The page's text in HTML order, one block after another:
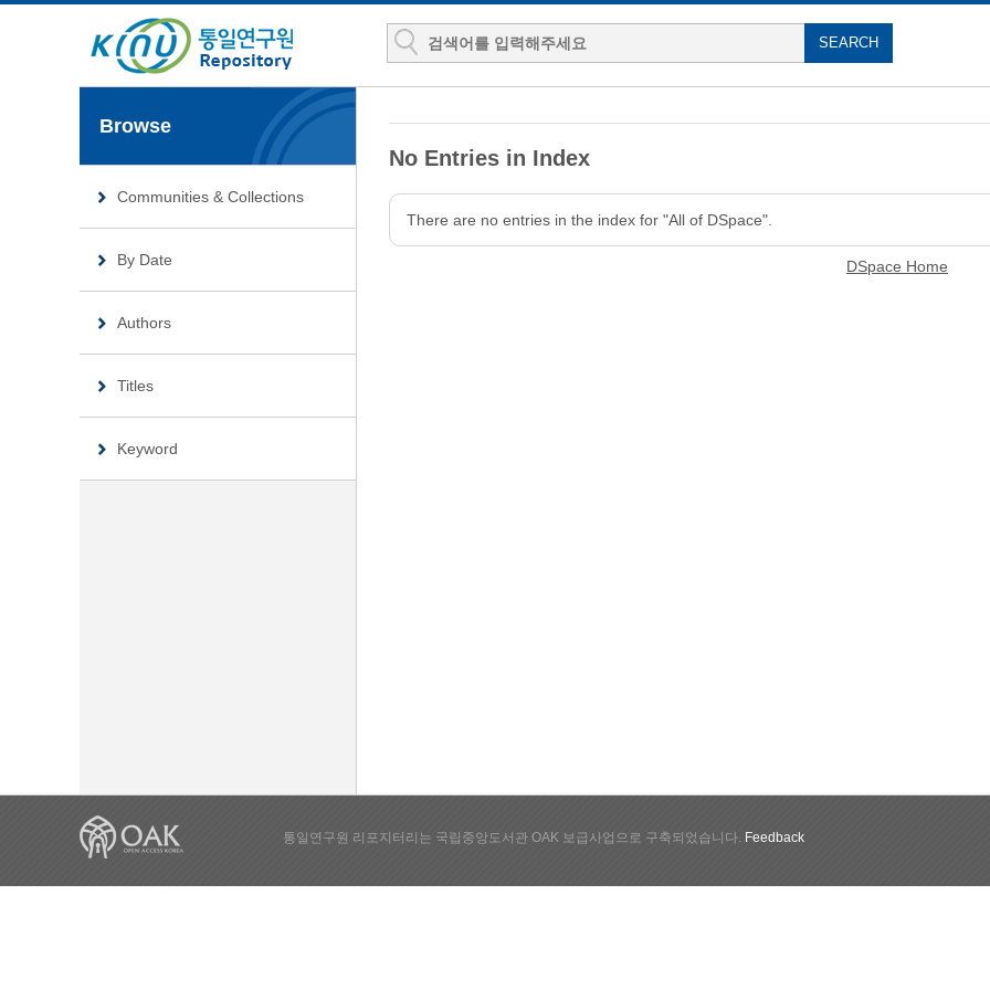
Browse
Communities & Collections
By Date
Authors
Titles
Keyword
No Entries in Index
There are no entries in the index for "All of DSpace".
DSpace Home
통일연구원 리포지터리는 국립중앙도서관 OAK 보급사업으로 구축되었습니다. Feedback